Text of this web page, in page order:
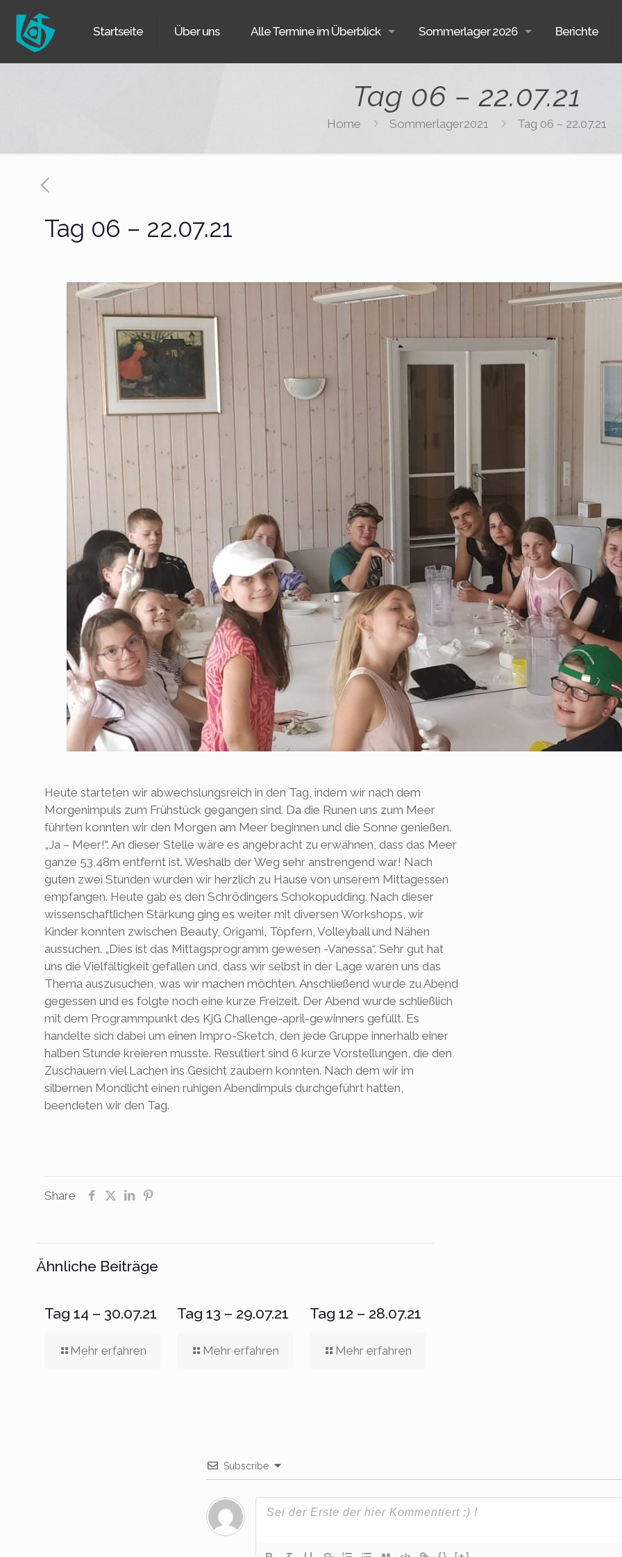
Startseite Über uns Alle Termine im Überblick Sommerlager 2026 Berichte
Tag 06 – 22.07.21
Home Sommerlager2021 Tag 06 – 22.07.21
Tag 06 – 22.07.21
Heute starteten wir abwechslungsreich in den Tag, indem wir nach dem
Morgenimpuls zum Frühstück gegangen sind. Da die Runen uns zum Meer
führten konnten wir den Morgen am Meer beginnen und die Sonne genießen.
„Ja – Meer!“. An dieser Stelle wäre es angebracht zu erwähnen, dass das Meer
ganze 53,48m entfernt ist. Weshalb der Weg sehr anstrengend war! Nach
guten zwei Stunden wurden wir herzlich zu Hause von unserem Mittagessen
empfangen. Heute gab es den Schrödingers Schokopudding. Nach dieser
wissenschaftlichen Stärkung ging es weiter mit diversen Workshops, wir
Kinder konnten zwischen Beauty, Origami, Töpfern, Volleyball und Nähen
aussuchen. „Dies ist das Mittagsprogramm gewesen -Vanessa“. Sehr gut hat
uns die Vielfältigkeit gefallen und, dass wir selbst in der Lage waren uns das
Thema auszusuchen, was wir machen möchten. Anschließend wurde zu Abend
gegessen und es folgte noch eine kurze Freizeit. Der Abend wurde schließlich
mit dem Programmpunkt des KjG Challenge-april-gewinners gefüllt. Es
handelte sich dabei um einen Impro-Sketch, den jede Gruppe innerhalb einer
halben Stunde kreieren musste. Resultiert sind 6 kurze Vorstellungen, die den
Zuschauern viel Lachen ins Gesicht zaubern konnten. Nach dem wir im
silbernen Mondlicht einen ruhigen Abendimpuls durchgeführt hatten,
beendeten wir den Tag.
Share
Ähnliche Beiträge
Tag 14 – 30.07.21
Mehr erfahren
Tag 13 – 29.07.21
Mehr erfahren
Tag 12 – 28.07.21
Mehr erfahren
Subscribe